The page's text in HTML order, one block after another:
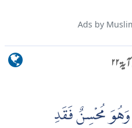
Ads by
۲۲
وَهُوَ مُحْسِنٌ فَقَدِ